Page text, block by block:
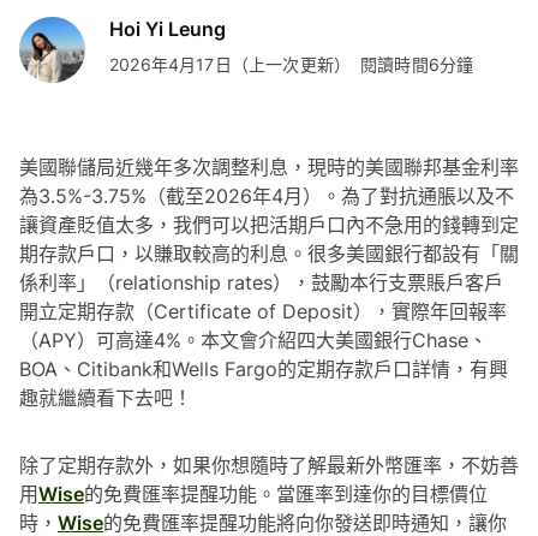
Hoi Yi Leung
2026年4月17日（上一次更新） 閱讀時間6分鐘
美國聯儲局近幾年多次調整利息，現時的美國聯邦基金利率
為3.5%-3.75%（截至2026年4月）。為了對抗通脹以及不
讓資產貶值太多，我們可以把活期戶口內不急用的錢轉到定
期存款戶口，以賺取較高的利息。很多美國銀行都設有「關
係利率」（relationship rates），鼓勵本行支票賬戶客戶
開立定期存款（Certificate of Deposit），實際年回報率
（APY）可高達4%。本文會介紹四大美國銀行Chase、
BOA、Citibank和Wells Fargo的定期存款戶口詳情，有興
趣就繼續看下去吧！
除了定期存款外，如果你想隨時了解最新外幣匯率，不妨善
用Wise的免費匯率提醒功能。當匯率到達你的目標價位
時， Wise的免費匯率提醒功能將向你發送即時通知，讓你